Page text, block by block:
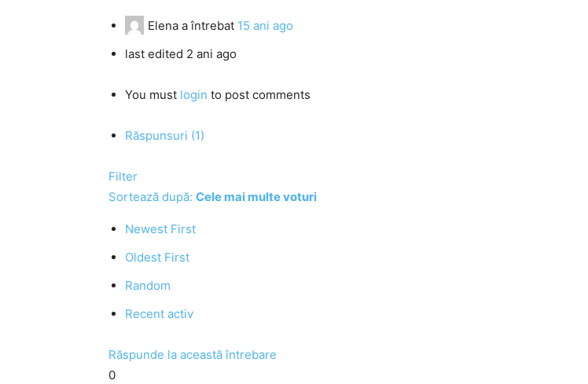
Elena a întrebat 15 ani ago
last edited 2 ani ago
You must login to post comments
Răspunsuri (1)
Filter
Sortează după: Cele mai multe voturi
Newest First
Oldest First
Random
Recent activ
Răspunde la această întrebare
0